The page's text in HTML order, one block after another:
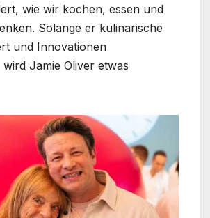
wie wir kochen, essen und
Solange er kulinarische
und Innovationen
Jamie Oliver etwas